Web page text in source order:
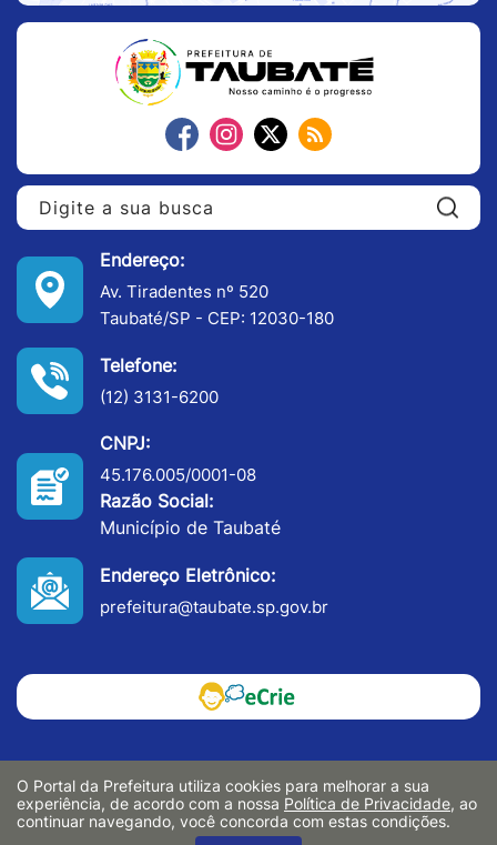
Endereço:
Av. Tiradentes nº 520
Taubaté/SP - CEP: 12030-180
Telefone:
(12) 3131-6200
CNPJ:
45.176.005/0001-08
Razão Social:
Município de Taubaté
Endereço Eletrônico:
prefeitura@taubate.sp.gov.br
O Portal da Prefeitura utiliza cookies para melhorar a sua
experiência, de acordo com a nossa Política de Privacidade, ao
continuar navegando, você concorda com estas condições.